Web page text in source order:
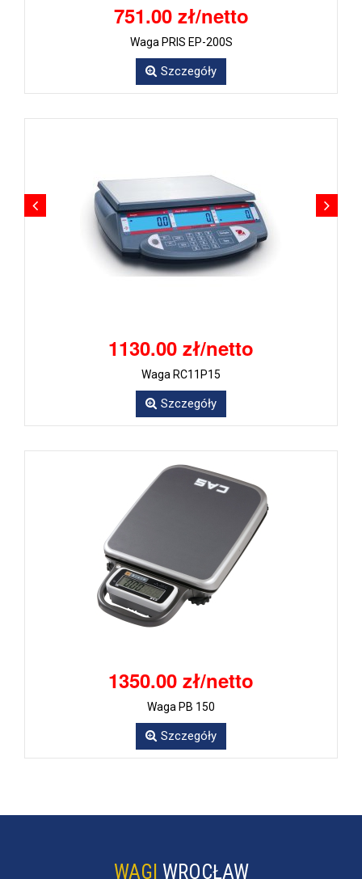
751.00 zł/netto
Waga PRIS EP-200S
Szczegóły
1130.00 zł/netto
Waga RC11P15
Szczegóły
1350.00 zł/netto
Waga PB 150
Szczegóły
WAGI WROCŁAW